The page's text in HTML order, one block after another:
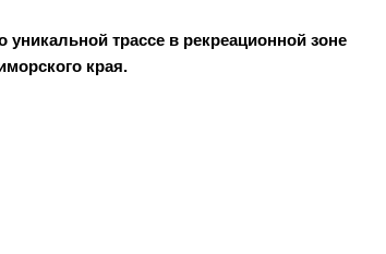
трассе в рекреационной зоне
края.